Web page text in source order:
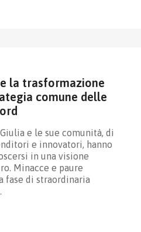
la trasformazione
comune delle
e le sue comunità, di
e innovatori, hanno
in una visione
Minacce e paure
fase di straordinaria